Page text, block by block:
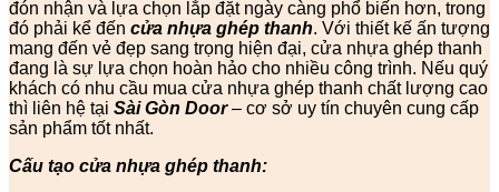
đón nhận và lựa chọn lắp đặt ngày càng phổ biến hơn, trong
đó phải kể đến cửa nhựa ghép thanh. Với thiết kế ấn tượng
mang đến vẻ đẹp sang trọng hiện đại, cửa nhựa ghép thanh
đang là sự lựa chọn hoàn hảo cho nhiều công trình. Nếu quý
khách có nhu cầu mua cửa nhựa ghép thanh chất lượng cao
thì liên hệ tại Sài Gòn Door– cơ sở uy tín chuyên cung cấp
sản phẩm tốt nhất.
Cấu tạo cửa nhựa ghép thanh: